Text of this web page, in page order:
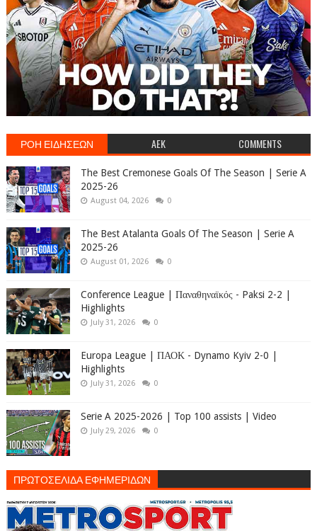
ΡΟΗ ΕΙΔΗΣΕΩΝ AEK COMMENTS
The Best Cremonese Goals Of The Season | Serie A
2025-26
August 04, 2026 0
The Best Atalanta Goals Of The Season | Serie A
2025-26
August 01, 2026 0
Conference League | Παναθηναϊκός - Paksi 2-2 |
Highlights
July 31, 2026 0
Europa League | ΠΑΟΚ - Dynamo Kyiv 2-0 |
Highlights
July 31, 2026 0
Serie A 2025-2026 | Top 100 assists | Video
July 29, 2026 0
ΠΡΩΤΟΣΕΛΙΔΑ ΕΦΗΜΕΡΙΔΩΝ